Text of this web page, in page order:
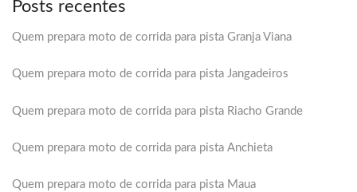
Posts recentes
Quem prepara moto de corrida para pista Granja Viana
Quem prepara moto de corrida para pista Jangadeiros
Quem prepara moto de corrida para pista Riacho Grande
Quem prepara moto de corrida para pista Anchieta
Quem prepara moto de corrida para pista Maua